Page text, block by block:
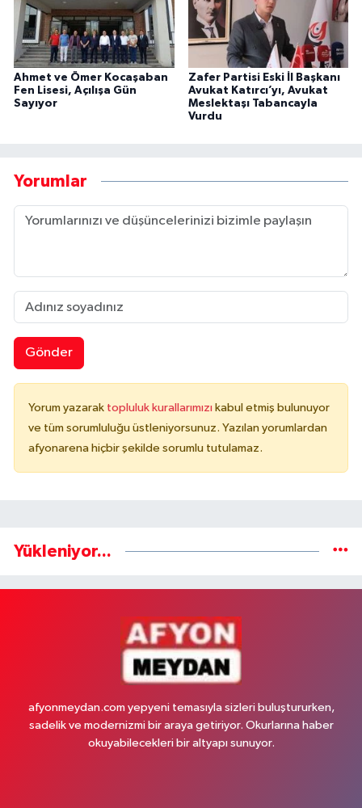
Ahmet ve Ömer Kocaşaban
Fen Lisesi, Açılışa Gün
Sayıyor
Zafer Partisi Eski İl Başkanı
Avukat Katırcı’yı, Avukat
Meslektaşı Tabancayla
Vurdu
Yorumlar
Gönder
Yorum yazarak topluluk kurallarımızı kabul etmiş bulunuyor
ve tüm sorumluluğu üstleniyorsunuz. Yazılan yorumlardan
afyonarena hiçbir şekilde sorumlu tutulamaz.
Yükleniyor...
afyonmeydan.com yepyeni temasıyla sizleri buluştururken,
sadelik ve modernizmi bir araya getiriyor. Okurlarına haber
okuyabilecekleri bir altyapı sunuyor.